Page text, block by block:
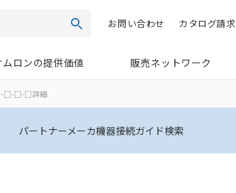
検索 カタログ請求
お問い合わせ
ムロンの提供価値 販売ネットワーク
□-□-□-□詳細
パートナーメーカ機器接続ガイド検索